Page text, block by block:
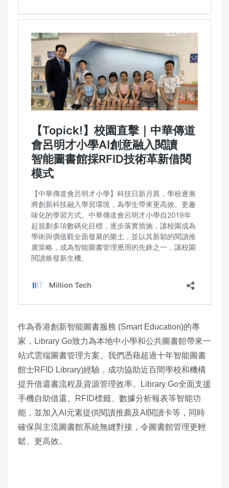
作為香港創新智能圖書服務 (Smart Education)的專
家，Library Go致力為本地中小學和公共圖書館帶來一
站式雲端圖書管理方案。我們憑藉超過十年智能圖書
館士RFID Library)經驗，成功協助近百間學校和機構
提升借還書流程及資源管理效率。Library Go全面支援
手機自助借還、RFID標籤、數據分析報表等智能功
能，並加入AI元素提供閱讀推薦及AI閱讀卡等，同時
確保與主流圖書館系統無縫對接，令圖書館管理更輕
鬆、更高效。